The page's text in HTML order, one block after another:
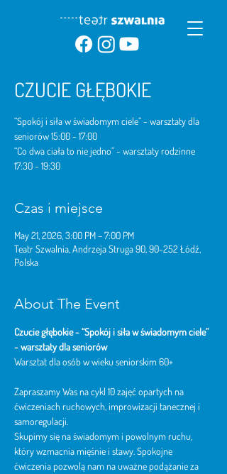
CZUCIE GŁĘBOKIE
“Spokój i siła w świadomym ciele” - warsztaty dla
seniorów 15:00 - 17:00
“Co dwa ciała to nie jedno” - warsztaty rodzinne
17:30 - 19:30
Czas i miejsce
May 21, 2026, 3:00 PM – 7:00 PM
Teatr Szwalnia, Andrzeja Struga 90, 90-252 Łódź,
Polska
About The Event
Czucie głębokie - “Spokój i siła w świadomym ciele”
- warsztaty dla seniorów
Warsztat dla osób w wieku seniorskim 60+
Zapraszamy Was na cykl 10 zajęć opartych na
ćwiczeniach ruchowych, improwizacji tanecznej i
samoregulacji.
Skupimy się na świadomym i powolnym ruchu,
który wzmacnia mięśnie i stawy. Spokojne
ćwiczenia pozwolą nam na uważne podążanie za